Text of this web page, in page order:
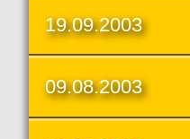
19.09.2003
09.08.2003